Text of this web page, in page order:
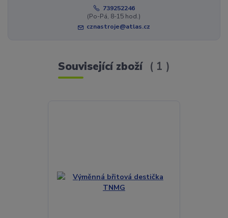
739252246
(Po-Pá, 8-15 hod.)
cznastroje@atlas.cz
Související zboží 1